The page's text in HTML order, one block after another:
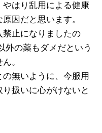
はり乱用による健康
因だと思います。
止になりましたの
外の薬もダメだという
。
無いように、今服用
扱いに心がけないと